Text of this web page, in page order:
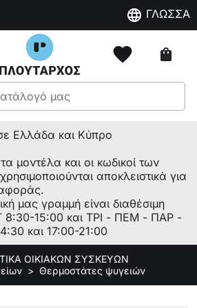
language ΓΛΩΣΣΑ
favorite shopping_bag
Ελλάδα και Κύπρο
μοντέλα και οι κωδικοί των
αποκλειστικά για
μας γραμμή είναι διαθέσιμη
15:00 και ΤΡΙ - ΠΕΜ - ΠΑΡ -
και 17:00-21:00
ΟΙΚΙΑΚΩΝ ΣΥΣΚΕΥΩΝ
Θερμοστάτες ψυγειών